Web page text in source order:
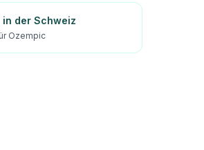
in der Schweiz
Ozempic